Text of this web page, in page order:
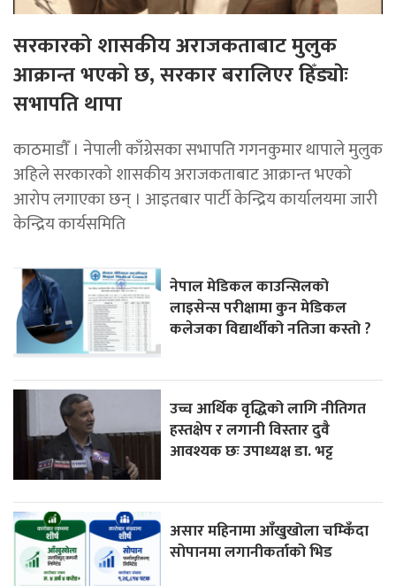
सरकारको शासकीय अराजकताबाट मुलुक
आक्रान्त भएको छ, सरकार बरालिएर हिँड्याेः
सभापति थापा
काठमाडाैँ । नेपाली काँग्रेसका सभापति गगनकुमार थापाले मुलुक
अहिले सरकारको शासकीय अराजकताबाट आक्रान्त भएको
आरोप लगाएका छन् । आइतबार पार्टी केन्द्रिय कार्यालयमा जारी
केन्द्रिय कार्यसमिति
नेपाल मेडिकल काउन्सिलको
लाइसेन्स परीक्षामा कुन मेडिकल
कलेजका विद्यार्थीको नतिजा कस्तो ?
उच्च आर्थिक वृद्धिको लागि नीतिगत
हस्तक्षेप र लगानी विस्तार दुवै
आवश्यक छः उपाध्यक्ष डा. भट्ट
असार महिनामा आँखुखोला चम्किँदा
सोपानमा लगानीकर्ताको भिड